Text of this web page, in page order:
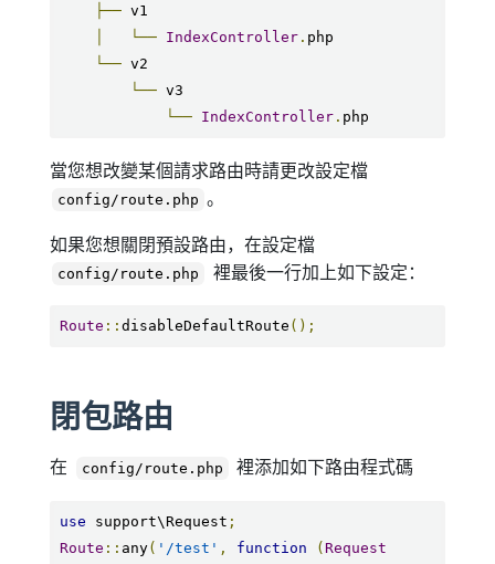
├── v1
└── IndexController. php
└── v2
└── v3
└──
IndexController. php
當您想改變某個請求路由時請更改設定檔
config/route.php 。
如果您想關閉預設路由，在設定檔
config/route.php 裡最後一行加上如下設定：
Route :: disableDefaultRoute ();
閉包路由
在 config/route.php 裡添加如下路由程式碼
use support\Request ;
Route :: any( '/test' , function ( Request